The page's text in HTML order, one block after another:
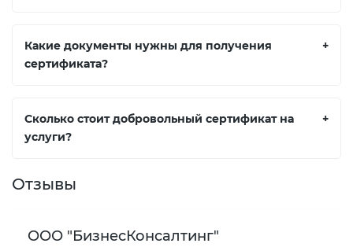
Какие документы нужны для получения
сертификата?
+
Сколько стоит добровольный сертификат на
услуги?
+
Отзывы
ООО "БизнесКонсалтинг"